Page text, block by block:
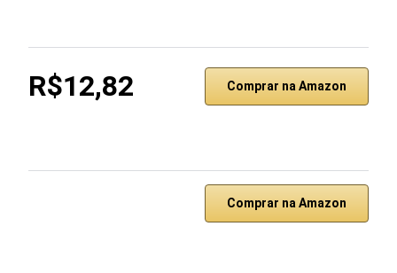
R$12,82 Comprar na Amazon
Comprar na Amazon